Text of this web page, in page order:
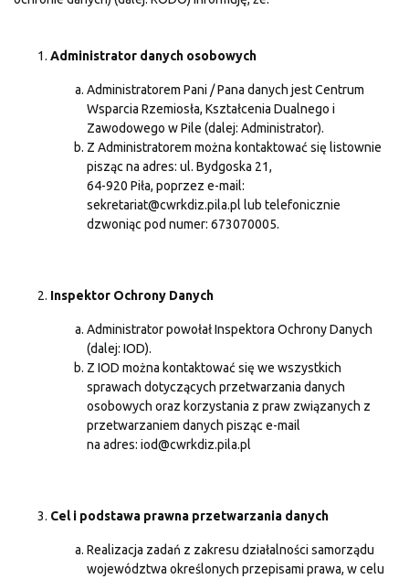
Administrator danych osobowych
Administratorem Pani / Pana danych jest Centrum
Wsparcia Rzemiosła, Kształcenia Dualnego i
Zawodowego w Pile (dalej: Administrator).
Z Administratorem można kontaktować się listownie
pisząc na adres: ul. Bydgoska 21,
64-920 Piła, poprzez e-mail:
sekretariat@cwrkdiz.pila.pl lub telefonicznie
dzwoniąc pod numer: 673070005.
Inspektor Ochrony Danych
Administrator powołał Inspektora Ochrony Danych
(dalej: IOD).
Z IOD można kontaktować się we wszystkich
sprawach dotyczących przetwarzania danych
osobowych oraz korzystania z praw związanych z
przetwarzaniem danych pisząc e-mail
na adres: iod@cwrkdiz.pila.pl
Cel i podstawa prawna przetwarzania danych
Realizacja zadań z zakresu działalności samorządu
województwa określonych przepisami prawa, w celu